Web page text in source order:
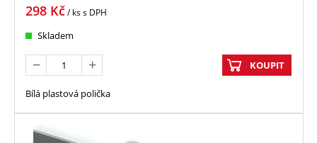
298 Kč/ kss DPH
Skladem
KOUPIT
Bílá plastová polička